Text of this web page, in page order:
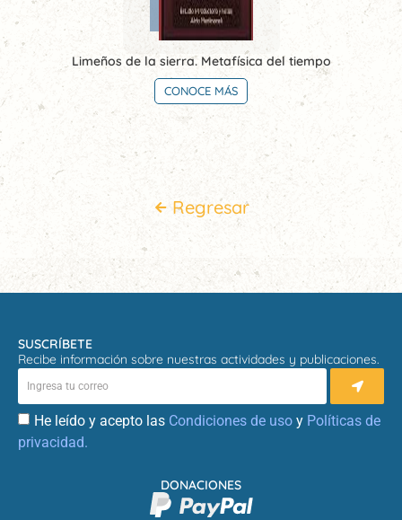
Limeños de la sierra. Metafísica del tiempo
CONOCE MÁS
Regresar
SUSCRÍBETE
Recibe información sobre nuestras actividades y publicaciones.
He leído y acepto las Condiciones de uso y Políticas de
privacidad.
DONACIONES